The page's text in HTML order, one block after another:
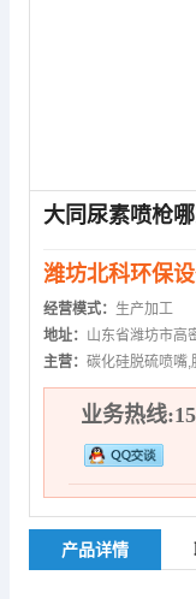
潍坊北科环保
经营模式： 生产加工
地址： 山东省潍坊市高
主营： 碳化硅脱硫喷嘴,
业务热线
产品详情